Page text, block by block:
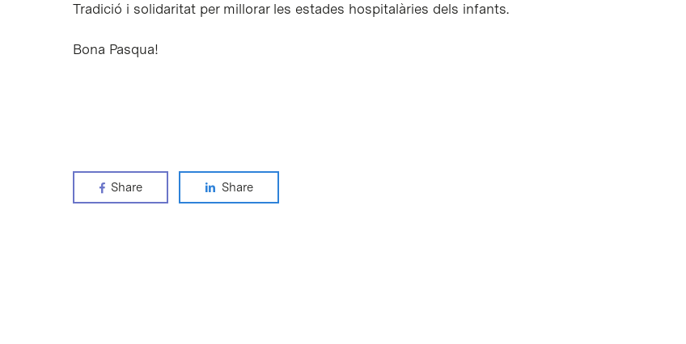
Tradició i solidaritat per millorar les estades hospitalàries dels infants.
Bona Pasqua!
Share Share